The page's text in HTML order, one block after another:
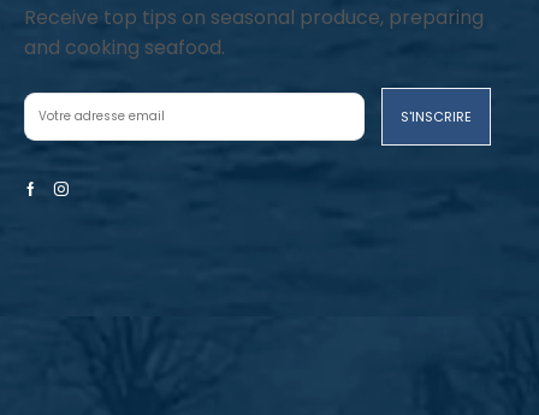
Receive top tips on seasonal produce, preparing
and cooking seafood.
FacebookInstagram